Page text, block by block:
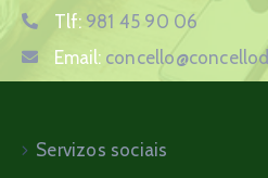
Tlf: 981 45 90 06
Email:
Servizos sociais